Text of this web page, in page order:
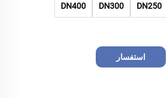
DN250
DN300
DN400
استفسار